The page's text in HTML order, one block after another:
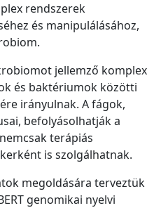
rendszerek
és manipulálásához,
jellemző komplex
és baktériumok közötti
irányulnak. A fágok,
befolyásolhatják a
terápiás
is szolgálhatnak.
megoldására terveztük
genomikai nyelvi